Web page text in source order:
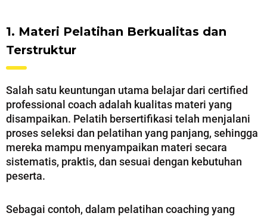
1. Materi Pelatihan Berkualitas dan
Terstruktur
Salah satu keuntungan utama belajar dari certified
professional coach adalah kualitas materi yang
disampaikan. Pelatih bersertifikasi telah menjalani
proses seleksi dan pelatihan yang panjang, sehingga
mereka mampu menyampaikan materi secara
sistematis, praktis, dan sesuai dengan kebutuhan
peserta.
Sebagai contoh, dalam pelatihan coaching yang